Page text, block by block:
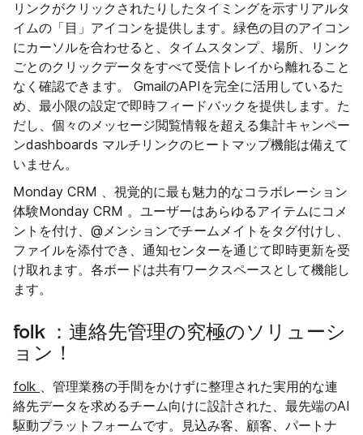
リンクがクリックされたりしたタイミングを示すリアルタ
イムの「目」アイコンを提供します。緑色の目のアイコン
にカーソルを合わせると、タイムスタンプ、場所、リンク
ごとのクリックデータをすべて受信トレイから離れること
なく確認できます。 GmailのAPIを完全に活用しているた
め、最小限の設定で即時フィードバックを提供します。た
だし、個々のメッセージ閲覧情報を超える集計キャンペー
ンdashboards マルチリンクのヒートマップ機能は備えて
いません。
Monday CRM 、視覚的に最も魅力的なコラボレーション
体験Monday CRM 。ユーザーはあらゆるアイテムにコメ
ントを付け、@メンションでチームメイトをタグ付けし、
ファイルを添付でき、通知センターを通じて即時更新を受
け取れます。各ボードは共有ワークスペースとして機能し
ます。
folk ：連絡先管理の究極のソリューシ
ョン！
folk 、管理業務の手間をかけずに整理された実用的な連
絡先データを求めるチーム向けに設計された、最先端のAI
駆動プラットフォームです。見込み客、顧客、パートナ